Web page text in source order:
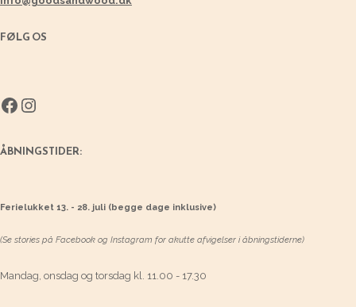
FØLG OS
Facebook
Instagram
ÅBNINGSTIDER:
Ferielukket 13. - 28. juli (begge dage inklusive)
(Se stories på Facebook og Instagram for akutte afvigelser i åbningstiderne)
Mandag, onsdag og torsdag kl. 11.00 - 17.30